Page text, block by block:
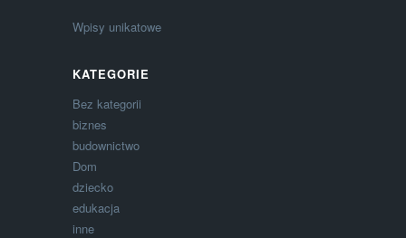
Wpisy unikatowe
KATEGORIE
Bez kategorii
biznes
budownictwo
Dom
dziecko
edukacja
inne